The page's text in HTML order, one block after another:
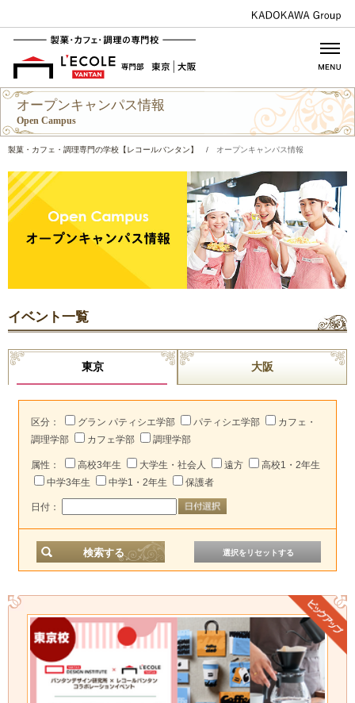
オープンキャンパス情報
Open Campus
製菓・カフェ・調理専門の学校【レコールバンタン】 / オープンキャンパス情報
イベント一覧
東京 大阪
区分： グラン パティシエ学部 パティシエ学部
カフェ・
調理学部
カフェ学部 調理学部
属性： 高校3年生 大学生・社会人 遠方
高校1・2年生
中学3年生
中学1・2年生 保護者
日付：